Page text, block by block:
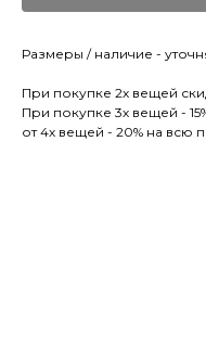
Размеры / наличие -
При покупке 2х вещей
При покупке 3х вещей -
от 4х вещей - 20% на всю